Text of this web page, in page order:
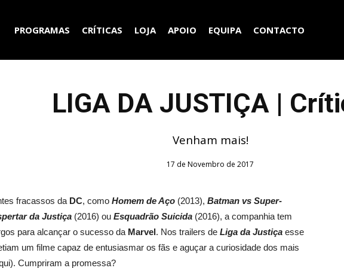
PROGRAMAS CRÍTICAS LOJA APOIO EQUIPA CONTACTO
LIGA DA JUSTIÇA |
Venham mais!
17 de Novembro de 2017
fracassos da DC, como Homem de Aço (2013), Batman vs Super-
da Justiça (2016) ou Esquadrão Suicida (2016), a companhia tem
para alcançar o sucesso da Marvel. Nos trailers de Liga da Justiça esse
um filme capaz de entusiasmar os fãs e aguçar a curiosidade dos mais
Cumpriram a promessa?